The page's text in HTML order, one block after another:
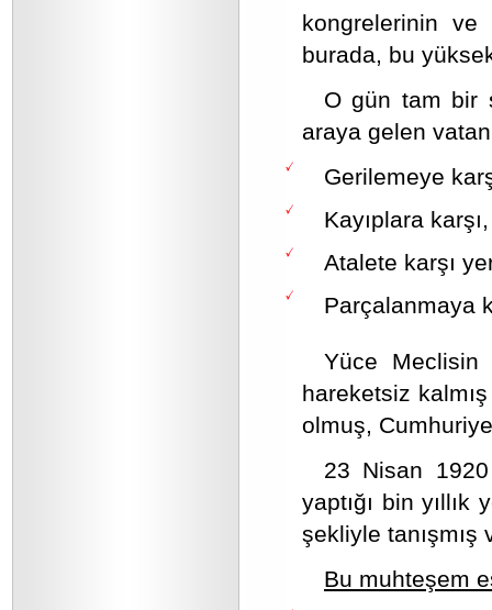
kongrelerinin ve
burada, bu
O gün tam bir
araya gelen vatan
Gerilemeye
Kayıplara
Atalete karşı
Parçalanmaya
Yüce Meclisin
hareketsiz
olmuş,
23 Nisan
yaptığı bin
şekliyle tanışmış
Bu muhteşem